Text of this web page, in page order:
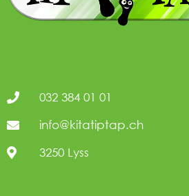
032 384 01 01
info@kitatiptap.ch
3250 Lyss